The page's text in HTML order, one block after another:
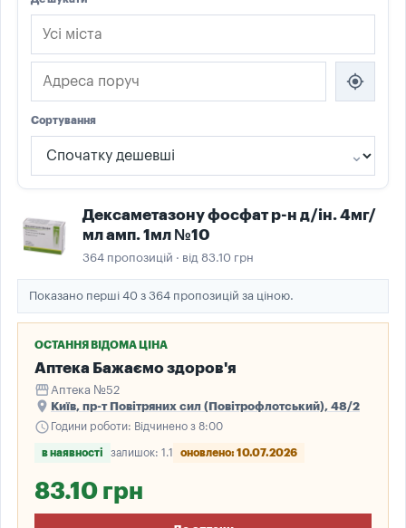
Сортування
my_location
Дексаметазону фосфат р-н д/ін. 4мг/
мл амп. 1мл №10
364 пропозицій · від 83.10 грн
Показано перші 40 з 364 пропозицій за ціною.
ОСТАННЯ ВІДОМА ЦІНА
Аптека Бажаємо здоров'я
storefront Аптека №52
place Київ, пр-т Повітряних сил (Повітрофлотський), 48/2
schedule Години роботи: Відчинено з 8:00
в наявності залишок: 1.1 оновлено: 10.07.2026
83.10 грн